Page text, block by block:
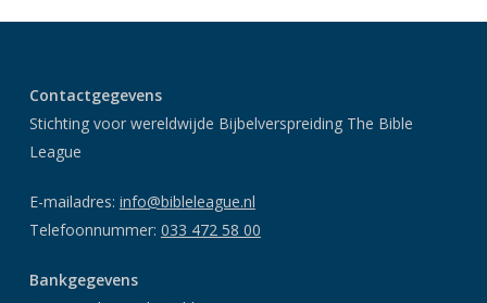
Contactgegevens
Stichting voor wereldwijde Bijbelverspreiding The Bible
League
E-mailadres: info@bibleleague.nl
Telefoonnummer: 033 472 58 00
Bankgegevens